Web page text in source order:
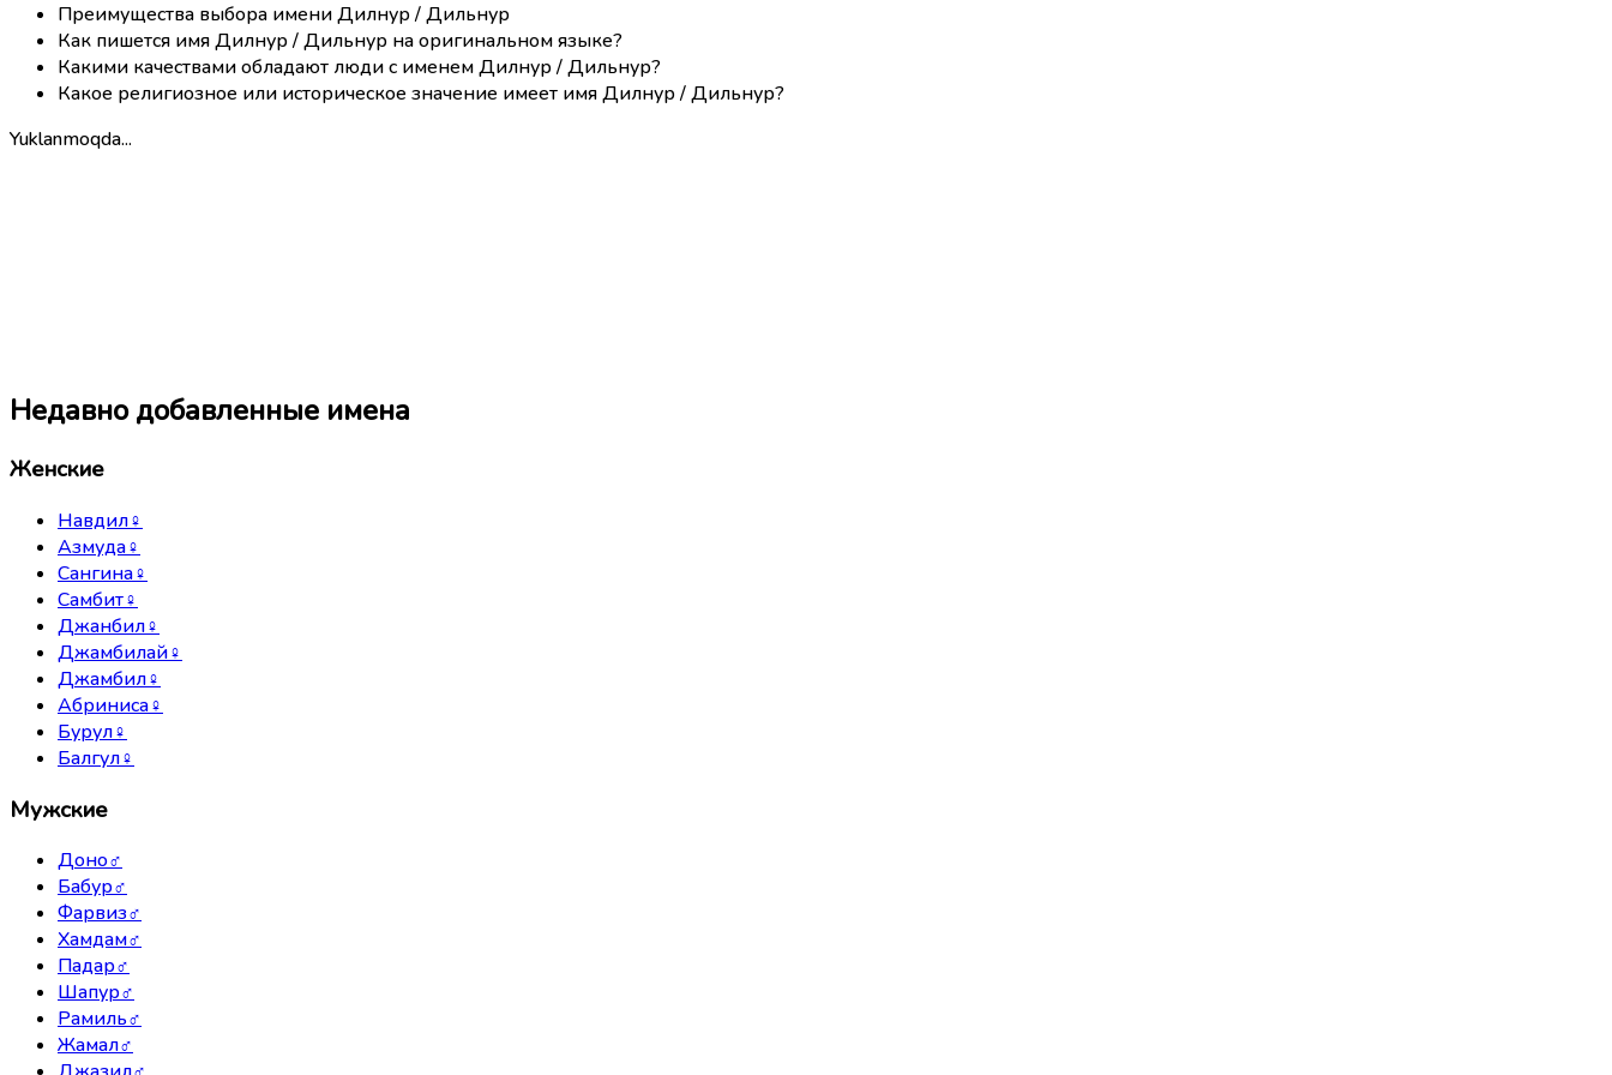
Преимущества выбора имени Дилнур / Дильнур
Как пишется имя Дилнур / Дильнур на оригинальном языке?
Какими качествами обладают люди с именем Дилнур / Дильнур?
Какое религиозное или историческое значение имеет имя Дилнур / Дильнур?
Yuklanmoqda...
Недавно добавленные имена
Женские
Навдил♀
Азмуда♀
Сангина♀
Самбит♀
Джанбил♀
Джамбилай♀
Джамбил♀
Абриниса♀
Бурул♀
Балгул♀
Мужские
Доно♂
Бабур♂
Фарвиз♂
Хамдам♂
Падар♂
Шапур♂
Рамиль♂
Жамал♂